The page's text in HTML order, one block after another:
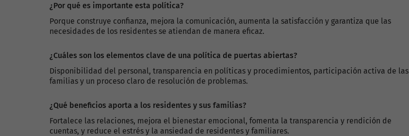
¿Por qué es importante esta política?
Porque construye confianza, mejora la comunicación, aumenta la satisfacción y garantiza que las
necesidades de los residentes se atiendan de manera eficaz.
¿Cuáles son los elementos clave de una política de puertas abiertas?
Disponibilidad del personal, transparencia en políticas y procedimientos, participación activa de las
familias y un proceso claro de resolución de problemas.
¿Qué beneficios aporta a los residentes y sus familias?
Fortalece las relaciones, mejora el bienestar emocional, fomenta la transparencia y rendición de
cuentas, y reduce el estrés y la ansiedad de residentes y familiares.